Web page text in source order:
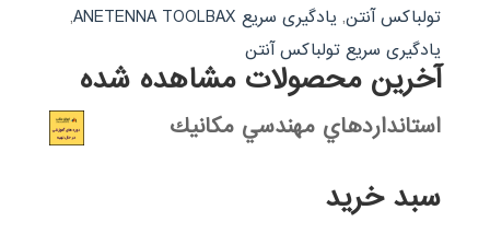
تولباکس آنتن, یادگیری سریع ANETENNA TOOLBAX
,
یادگیری سریع تولباکس آنتن
آخرین محصولات مشاهده شده
استانداردهاي مهندسي مكانيك
سبد خرید